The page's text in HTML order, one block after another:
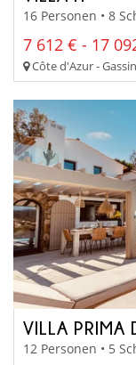
16 Personen • 8
7 612 € - 17
Côte d'Azur - Gassin
VILLA PRIMA
12 Personen • 5